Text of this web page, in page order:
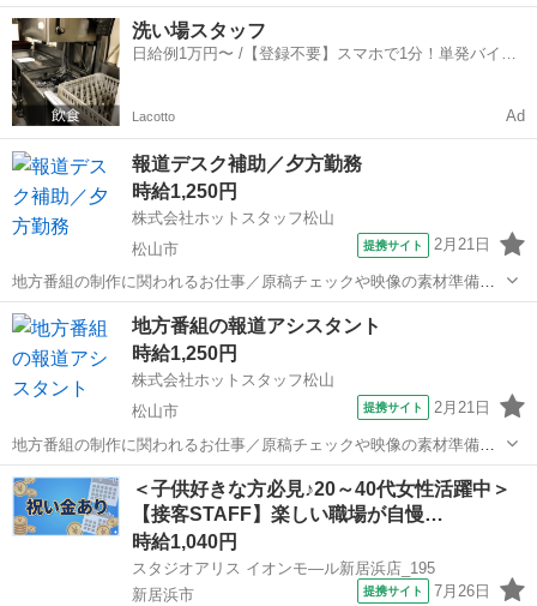
主に担当していただくお仕事はコチラ▽ *PCのセットアップ(マニュア
ルあり) *システムの異常がないか監視・確認 *電話対応(顧客折衝) ＊長
期...
愛媛 新居浜市 新居浜駅
洗い場スタッフ
日給例1万円〜 /【登録不要】スマホで1分！単発バイト
Lacotto Ad
報道デスク補助／夕方勤務
時給1,250円
株式会社ホットスタッフ松山
松山市
提携サイト 2月21日
地方番組の制作に関われるお仕事／原稿チェックや映像の素材準備な
ど／正社員登用のチャンスあり 【仕事内容】
———————————————————— ◆◆ お仕事内容
愛媛 松山市 その他
地方番組の報道アシスタント
時給1,250円
株式会社ホットスタッフ松山
松山市
提携サイト 2月21日
地方番組の制作に関われるお仕事／原稿チェックや映像の素材準備な
ど／正社員登用のチャンスあり 【仕事内容】
———————————————————— ◆◆ お仕事内容
◆◆ ———————————————————— 社...
愛媛 松山市 その他
＜子供好きな方必見♪20～40代女性活躍中＞
【接客STAFF】楽しい職場が自慢…
時給1,040円
スタジオアリス イオンモ—ル新居浜店_195
新居浜市
提携サイト 7月26日